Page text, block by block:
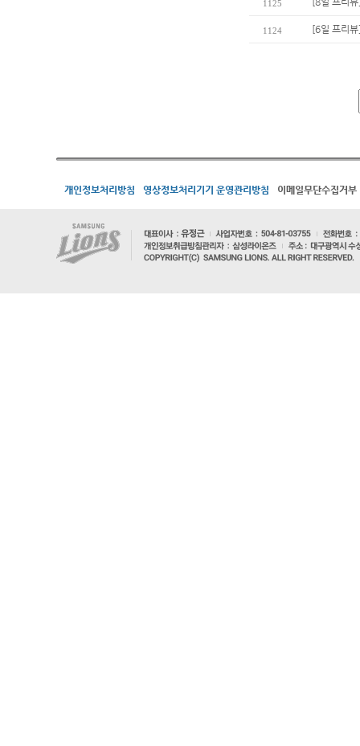
1125
1124 [6일 프리
개인정보처리방침 영상정보처리기기 운영관리방침 이메일무단수집거부